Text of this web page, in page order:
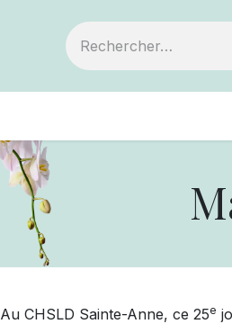
Au CHSLD Sainte-Anne, ce 25e